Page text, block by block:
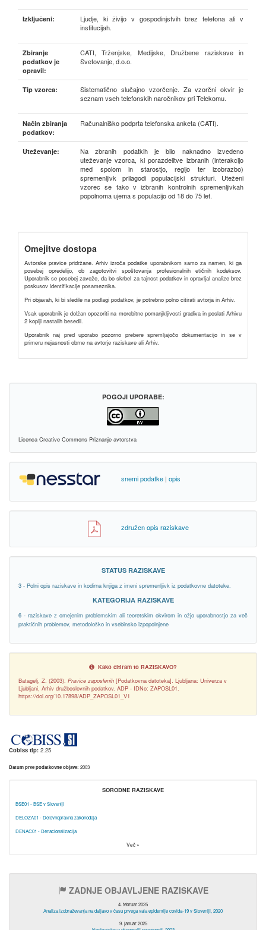
Izključeni:
Ljudje, ki živijo v gospodinjstvih brez telefona ali v
institucijah.
Zbiranje
podatkov je
opravil:
CATI, Trženjske, Medijske, Družbene raziskave in
Svetovanje, d.o.o.
Tip vzorca:
Sistematično slučajno vzorčenje. Za vzorčni okvir je
seznam vseh telefonskih naročnikov pri Telekomu.
Način zbiranja
podatkov:
Računalniško podprta telefonska anketa (CATI).
Uteževanje:
Na zbranih podatkih je bilo naknadno izvedeno
uteževanje vzorca, ki porazdelitve izbranih (interakcijo
med spolom in starostjo, regijo ter izobrazbo)
spremenljivk prilagodi populacijski strukturi. Uteženi
vzorec se tako v izbranih kontrolnih spremenljivkah
popolnoma ujema s populacijo od 18 do 75 let.
Omejitve dostopa
Avtorske pravice pridržane. Arhiv izroča podatke uporabnikom samo za namen, ki ga
posebej opredelijo, ob zagotovitvi spoštovanja profesionalnih etičnih kodeksov.
Uporabnik se posebej zaveže, da bo skrbel za tajnost podatkov in opravljal analize brez
poskusov identifikacije posameznika.
Pri objavah, ki bi sledile na podlagi podatkov, je potrebno polno citirati avtorja in Arhiv.
Vsak uporabnik je dolžan opozoriti na morebitne pomanjkljivosti gradiva in poslati Arhivu
2 kopiji nastalih besedil.
Uporabnik naj pred uporabo pozorno prebere spremljajočo dokumentacijo in se v
primeru nejasnosti obrne na avtorje raziskave ali Arhiv.
POGOJI UPORABE:
Licenca Creative Commons Priznanje avtorstva
snemi podatke |opis
združen opis raziskave
STATUS RAZISKAVE
3 - Polni opis raziskave in kodirna knjiga z imeni spremenljivk iz podatkovne datoteke.
KATEGORIJA RAZISKAVE
6 - raziskave z omejenim problemskim ali teoretskim okvirom in ožjo uporabnostjo za več
praktičnih problemov, metodološko in vsebinsko izpopolnjene
Kako citiram to RAZISKAVO?
Batagelj, Z. (2003). Pravice zaposlenih [Podatkovna datoteka]. Ljubljana: Univerza v
Ljubljani, Arhiv družboslovnih podatkov. ADP - IDNo: ZAPOSL01.
https://doi.org/10.17898/ADP_ZAPOSL01_V1
Cobiss tip: 2.25
Datum prve podatkovne objave: 2003
SORODNE RAZISKAVE
BSE01 - BSE v Sloveniji
DELOZA01 - Delovnopravna zakonodaja
DENAC01 - Denacionalizacija
Več »
ZADNJE OBJAVLJENE RAZISKAVE
4. februar 2025
Analiza izobraževanja na daljavo v času prvega vala epidemije covida-19 v Sloveniji, 2020
9. januar 2025